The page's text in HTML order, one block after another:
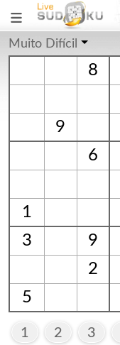
Muito Difícil
8
9
6
1
3
9
2
5
1 2 3